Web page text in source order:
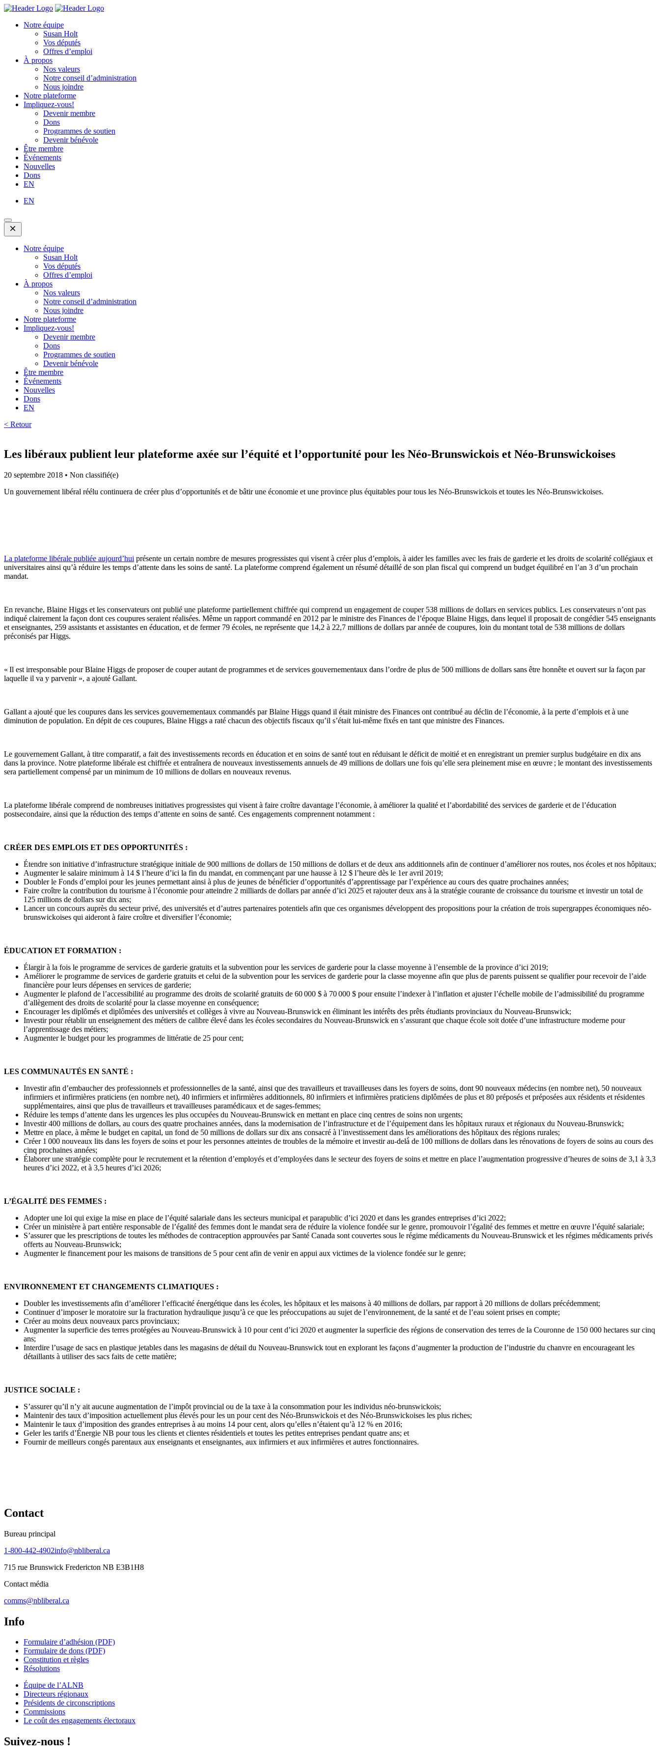
Skip
content
Homepage
Homepage
Notre équipe
Susan Holt
Vos députés
Offres d’emploi
À propos
Nos valeurs
Notre conseil d’administration
Nous joindre
Notre plateforme
Impliquez-vous!
Devenir membre
Dons
Programmes de soutien
Devenir bénévole
Être membre
Événements
Nouvelles
Dons
EN
EN
Open
Mobile
Menu
Notre équipe
Susan Holt
Vos députés
Offres d’emploi
À propos
Nos valeurs
Notre conseil d’administration
Nous joindre
Notre plateforme
Impliquez-vous!
Devenir membre
Dons
Programmes de soutien
Devenir bénévole
Être membre
Événements
Nouvelles
Dons
EN
< Retour
Les libéraux publient leur plateforme axée sur l’équité et l’opportunité pour les Néo-Brunswickois et Néo-Brunswickoises
20 septembre 2018 • Non classifié(e)
Un gouvernement libéral réélu continuera de créer plus d’opportunités et de bâtir une économie et une province plus équitables pour tous les Néo-Brunswickois et toutes les Néo-Brunswickoises.
La plateforme libérale publiée aujourd’hui présente un certain nombre de mesures progressistes qui visent à créer plus d’emplois, à aider les familles avec les frais de garderie et les droits de scolarité collégiaux et
universitaires ainsi qu’à réduire les temps d’attente dans les soins de santé. La plateforme comprend également un résumé détaillé de son plan fiscal qui comprend un budget équilibré en l’an 3 d’un prochain
mandat.
En revanche, Blaine Higgs et les conservateurs ont publié une plateforme partiellement chiffrée qui comprend un engagement de couper 538 millions de dollars en services publics. Les conservateurs n’ont pas
indiqué clairement la façon dont ces coupures seraient réalisées. Même un rapport commandé en 2012 par le ministre des Finances de l’époque Blaine Higgs, dans lequel il proposait de congédier 545 enseignants
et enseignantes, 259 assistants et assistantes en éducation, et de fermer 79 écoles, ne représente que 14,2 à 22,7 millions de dollars par année de coupures, loin du montant total de 538 millions de dollars
préconisés par Higgs.
« Il est irresponsable pour Blaine Higgs de proposer de couper autant de programmes et de services gouvernementaux dans l’ordre de plus de 500 millions de dollars sans être honnête et ouvert sur la façon par
laquelle il va y parvenir », a ajouté Gallant.
Gallant a ajouté que les coupures dans les services gouvernementaux commandés par Blaine Higgs quand il était ministre des Finances ont contribué au déclin de l’économie, à la perte d’emplois et à une
diminution de population. En dépit de ces coupures, Blaine Higgs a raté chacun des objectifs fiscaux qu’il s’était lui-même fixés en tant que ministre des Finances.
Le gouvernement Gallant, à titre comparatif, a fait des investissements records en éducation et en soins de santé tout en réduisant le déficit de moitié et en enregistrant un premier surplus budgétaire en dix ans
dans la province. Notre plateforme libérale est chiffrée et entraînera de nouveaux investissements annuels de 49 millions de dollars une fois qu’elle sera pleinement mise en œuvre ; le montant des investissements
sera partiellement compensé par un minimum de 10 millions de dollars en nouveaux revenus.
La plateforme libérale comprend de nombreuses initiatives progressistes qui visent à faire croître davantage l’économie, à améliorer la qualité et l’abordabilité des services de garderie et de l’éducation
postsecondaire, ainsi que la réduction des temps d’attente en soins de santé. Ces engagements comprennent notamment :
CRÉER DES EMPLOIS ET DES OPPORTUNITÉS :
Étendre son initiative d’infrastructure stratégique initiale de 900 millions de dollars de 150 millions de dollars et de deux ans additionnels afin de continuer d’améliorer nos routes, nos écoles et nos hôpitaux;
Augmenter le salaire minimum à 14 $ l’heure d’ici la fin du mandat, en commençant par une hausse à 12 $ l’heure dès le 1er avril 2019;
Doubler le Fonds d’emploi pour les jeunes permettant ainsi à plus de jeunes de bénéficier d’opportunités d’apprentissage par l’expérience au cours des quatre prochaines années;
Faire croître la contribution du tourisme à l’économie pour atteindre 2 milliards de dollars par année d’ici 2025 et rajouter deux ans à la stratégie courante de croissance du tourisme et investir un total de
125 millions de dollars sur dix ans;
Lancer un concours auprès du secteur privé, des universités et d’autres partenaires potentiels afin que ces organismes développent des propositions pour la création de trois supergrappes économiques néo-
brunswickoises qui aideront à faire croître et diversifier l’économie;
ÉDUCATION ET FORMATION :
Élargir à la fois le programme de services de garderie gratuits et la subvention pour les services de garderie pour la classe moyenne à l’ensemble de la province d’ici 2019;
Améliorer le programme de services de garderie gratuits et celui de la subvention pour les services de garderie pour la classe moyenne afin que plus de parents puissent se qualifier pour recevoir de l’aide
financière pour leurs dépenses en services de garderie;
Augmenter le plafond de l’accessibilité au programme des droits de scolarité gratuits de 60 000 $ à 70 000 $ pour ensuite l’indexer à l’inflation et ajuster l’échelle mobile de l’admissibilité du programme
d’allègement des droits de scolarité pour la classe moyenne en conséquence;
Encourager les diplômés et diplômées des universités et collèges à vivre au Nouveau-Brunswick en éliminant les intérêts des prêts étudiants provinciaux du Nouveau-Brunswick;
Investir pour rétablir un enseignement des métiers de calibre élevé dans les écoles secondaires du Nouveau-Brunswick en s’assurant que chaque école soit dotée d’une infrastructure moderne pour
l’apprentissage des métiers;
Augmenter le budget pour les programmes de littératie de 25 pour cent;
LES COMMUNAUTÉS EN SANTÉ :
Investir afin d’embaucher des professionnels et professionnelles de la santé, ainsi que des travailleurs et travailleuses dans les foyers de soins, dont 90 nouveaux médecins (en nombre net), 50 nouveaux
infirmiers et infirmières praticiens (en nombre net), 40 infirmiers et infirmières additionnels, 80 infirmiers et infirmières praticiens diplômées de plus et 80 préposés et préposées aux résidents et résidentes
supplémentaires, ainsi que plus de travailleurs et travailleuses paramédicaux et de sages-femmes;
Réduire les temps d’attente dans les urgences les plus occupées du Nouveau-Brunswick en mettant en place cinq centres de soins non urgents;
Investir 400 millions de dollars, au cours des quatre prochaines années, dans la modernisation de l’infrastructure et de l’équipement dans les hôpitaux ruraux et régionaux du Nouveau-Brunswick;
Mettre en place, à même le budget en capital, un fond de 50 millions de dollars sur dix ans consacré à l’investissement dans les améliorations des hôpitaux des régions rurales;
Créer 1 000 nouveaux lits dans les foyers de soins et pour les personnes atteintes de troubles de la mémoire et investir au-delà̀ de 100 millions de dollars dans les rénovations de foyers de soins au cours des
cinq prochaines années;
Élaborer une stratégie complète pour le recrutement et la rétention d’employés et d’employées dans le secteur des foyers de soins et mettre en place l’augmentation progressive d’heures de soins de 3,1 à 3,3
heures d’ici 2022, et à 3,5 heures d’ici 2026;
L’ÉGALITÉ DES FEMMES :
Adopter une loi qui exige la mise en place de l’équité salariale dans les secteurs municipal et parapublic d’ici 2020 et dans les grandes entreprises d’ici 2022;
Créer un ministère à part entière responsable de l’égalité des femmes dont le mandat sera de réduire la violence fondée sur le genre, promouvoir l’égalité des femmes et mettre en œuvre l’équité salariale;
S’assurer que les prescriptions de toutes les méthodes de contraception approuvées par Santé Canada sont couvertes sous le régime médicaments du Nouveau-Brunswick et les régimes médicaments privés
offerts au Nouveau-Brunswick;
Augmenter le financement pour les maisons de transitions de 5 pour cent afin de venir en appui aux victimes de la violence fondée sur le genre;
ENVIRONNEMENT ET CHANGEMENTS CLIMATIQUES :
Doubler les investissements afin d’améliorer l’efficacité énergétique dans les écoles, les hôpitaux et les maisons à 40 millions de dollars, par rapport à 20 millions de dollars précédemment;
Continuer d’imposer le moratoire sur la fracturation hydraulique jusqu’à ce que les préoccupations au sujet de l’environnement, de la santé et de l’eau soient prises en compte;
Créer au moins deux nouveaux parcs provinciaux;
Augmenter la superficie des terres protégées au Nouveau-Brunswick à 10 pour cent d’ici 2020 et augmenter la superficie des régions de conservation des terres de la Couronne de 150 000 hectares sur cinq
ans;
Interdire l’usage de sacs en plastique jetables dans les magasins de détail du Nouveau-Brunswick tout en explorant les façons d’augmenter la production de l’industrie du chanvre en encourageant les
détaillants à utiliser des sacs faits de cette matière;
JUSTICE SOCIALE :
S’assurer qu’il n’y ait aucune augmentation de l’impôt provincial ou de la taxe à la consommation pour les individus néo-brunswickois;
Maintenir des taux d’imposition actuellement plus élevés pour les un pour cent des Néo-Brunswickois et des Néo-Brunswickoises les plus riches;
Maintenir le taux d’imposition des grandes entreprises à au moins 14 pour cent, alors qu’elles n’étaient qu’à 12 % en 2016;
Geler les tarifs d’Énergie NB pour tous les clients et clientes résidentiels et toutes les petites entreprises pendant quatre ans; et
Fournir de meilleurs congés parentaux aux enseignants et enseignantes, aux infirmiers et aux infirmières et autres fonctionnaires.
Contact
Bureau principal
1-800-442-4902info@nbliberal.ca
715 rue Brunswick Fredericton NB E3B1H8
Contact média
comms@nbliberal.ca
Info
Formulaire d’adhésion (PDF)
Formulaire de dons (PDF)
Constitution et règles
Résolutions
Équipe de l’ALNB
Directeurs régionaux
Présidents de circonscriptions
Commissions
Le coût des engagements électoraux
Suivez-nous !